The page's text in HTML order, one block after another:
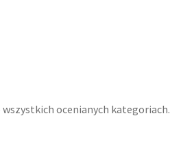
ocenianych kategoriach.